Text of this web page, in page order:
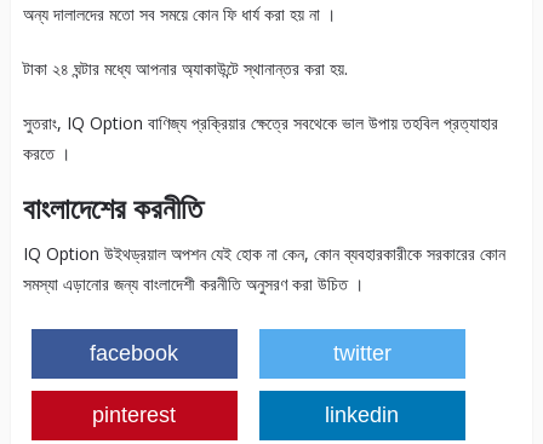
অন্য দালালদের মতো সব সময়ে কোন ফি ধার্য করা হয় না ।
টাকা ২৪ ঘন্টার মধ্যে আপনার অ্যাকাউন্টে স্থানান্তর করা হয়.
সুতরাং, IQ Option বাণিজ্য প্রক্রিয়ার ক্ষেত্রে সবথেকে ভাল উপায় তহবিল প্রত্যাহার
করতে ।
বাংলাদেশের করনীতি
IQ Option উইথড্রয়াল অপশন যেই হোক না কেন, কোন ব্যবহারকারীকে সরকারের কোন
সমস্যা এড়ানোর জন্য বাংলাদেশী করনীতি অনুসরণ করা উচিত ।
facebook twitter
pinterest linkedin